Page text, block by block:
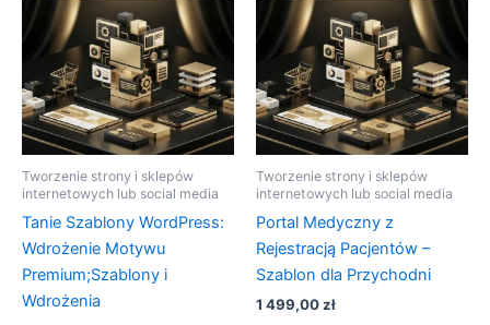
Tworzenie strony i sklepów
internetowych lub social media
Tanie Szablony WordPress:
Wdrożenie Motywu
Premium;Szablony i
Wdrożenia
Tworzenie strony i sklepów
internetowych lub social media
Portal Medyczny z
Rejestracją Pacjentów –
Szablon dla Przychodni
1 499,00zł